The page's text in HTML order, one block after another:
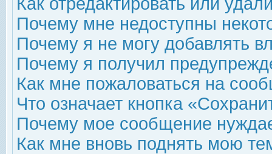
Почему мне недоступны
Почему я не могу добавлять
Почему я получил
Как мне пожаловаться на
Что означает кнопка
Почему мое сообщение
Как мне вновь поднять мою